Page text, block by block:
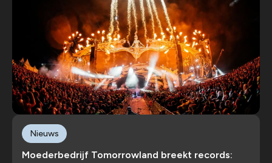
Moederbedrijf Tomorrowland breekt records:
Nieuws